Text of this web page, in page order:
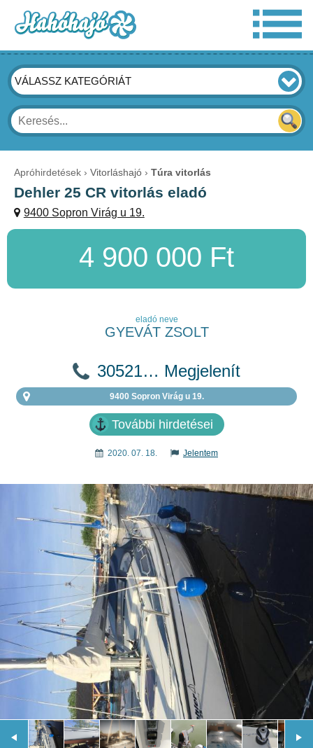
VÁLASSZ KATEGÓRIÁT
Apróhirdetések Vitorláshajó Túra vitorlás
Dehler 25 CR vitorlás eladó
9400 Sopron Virág u 19.
4 900 000 Ft
eladó neve
GYEVÁT ZSOLT
30521… Megjelenít
9400 Sopron Virág u 19.
További hirdetései
2020. 07. 18. Jelentem